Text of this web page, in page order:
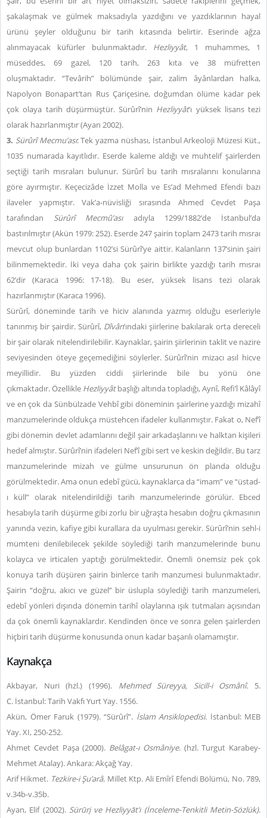
şakalaşmak ve gülmek maksadıyla yazdığını ve yazdıklarının hayal
ürünü şeyler olduğunu bir tarih kıtasında belirtir. Eserinde ağza
alınmayacak küfürler bulunmaktadır. Hezliyyât, 1 muhammes, 1
müseddes, 69 gazel, 120 tarih, 263 kıta ve 38 müfretten
oluşmaktadır. “Tevârih” bölümünde şair, zalim âyânlardan halka,
Napolyon Bonapart’tan Rus Çariçesine, doğumdan ölüme kadar pek
çok olaya tarih düşürmüştür. Sürûrî’nin Hezliyyât’ı yüksek lisans tezi
olarak hazırlanmıştır (Ayan 2002).
3. Sürûrî Mecmu’ası: Tek yazma nüshası, İstanbul Arkeoloji Müzesi Küt.,
1035 numarada kayıtlıdır. Eserde kaleme aldığı ve muhtelif şairlerden
seçtiği tarih mısraları bulunur. Sürûrî bu tarih mısralarını konularına
göre ayırmıştır. Keçecizâde İzzet Molla ve Es’ad Mehmed Efendi bazı
ilaveler yapmıştır. Vak’a-nüvisliği sırasında Ahmed Cevdet Paşa
tarafından Sürûrî Mecmû’asıadıyla 1299/1882’de İstanbul’da
bastırılmıştır (Akün 1979: 252). Eserde 247 şairin toplam 2473 tarih mısraı
mevcut olup bunlardan 1102’si Sürûrî’ye aittir. Kalanların 137’sinin şairi
bilinmemektedir. İki veya daha çok şairin birlikte yazdığı tarih mısraı
62’dir (Karaca 1996: 17-18). Bu eser, yüksek lisans tezi olarak
hazırlanmıştır (Karaca 1996).
Sürûrî, döneminde tarih ve hiciv alanında yazmış olduğu eserleriyle
tanınmış bir şairdir. Sürûrî, Dîvân’ındaki şiirlerine bakılarak orta dereceli
bir şair olarak nitelendirilebilir. Kaynaklar, şairin şiirlerinin taklit ve nazire
seviyesinden öteye geçemediğini söylerler. Sürûrî’nin mizacı asıl hicve
meyillidir. Bu yüzden ciddi şiirlerinde bile bu yönü öne
çıkmaktadır. Özellikle Hezliyyâtbaşlığı altında topladığı, Aynî, Refi’î Kâlâyî
ve en çok da Sünbülzade Vehbî gibi döneminin şairlerine yazdığı mizahî
manzumelerinde oldukça müstehcen ifadeler kullanmıştır. Fakat o, Nef’î
gibi dönemin devlet adamlarını değil şair arkadaşlarını ve halktan kişileri
hedef almıştır. Sürûrî’nin ifadeleri Nef’î gibi sert ve keskin değildir. Bu tarz
manzumelerinde mizah ve gülme unsurunun ön planda olduğu
görülmektedir. Ama onun edebî gücü, kaynaklarca da “imam” ve “üstad-
ı küll” olarak nitelendirildiği tarih manzumelerinde görülür. Ebced
hesabıyla tarih düşürme gibi zorlu bir uğraşta hesabın doğru çıkmasının
yanında vezin, kafiye gibi kurallara da uyulması gerekir. Sürûrî’nin sehl-i
mümteni denilebilecek şekilde söylediği tarih manzumelerinde bunu
kolayca ve irticalen yaptığı görülmektedir. Önemli önemsiz pek çok
konuya tarih düşüren şairin binlerce tarih manzumesi bulunmaktadır.
Şairin “doğru, akıcı ve güzel” bir üslupla söylediği tarih manzumeleri,
edebî yönleri dışında dönemin tarihî olaylarına ışık tutmaları açısından
da çok önemli kaynaklardır. Kendinden önce ve sonra gelen şairlerden
hiçbiri tarih düşürme konusunda onun kadar başarılı olamamıştır.
Kaynakça
Akbayar, Nuri (hzl.) (1996). Mehmed Süreyya, Sicill-i Osmânî. 5.
C. İstanbul: Tarih Vakfı Yurt Yay. 1556.
Akün, Ömer Faruk (1979). “Sürûrî”. İslam Ansiklopedisi. İstanbul: MEB
Yay. XI, 250-252.
Ahmet Cevdet Paşa (2000). Belâgat-ı Osmâniye. (hzl. Turgut Karabey-
Mehmet Atalay). Ankara: Akçağ Yay.
Arif Hikmet. Tezkire-i Şu’arâ. Millet Ktp. Ali Emîrî Efendi Bölümü, No. 789,
v.34b-v.35b.
Ayan, Elif (2002). Sürūrį ve Hezliyyāt’ı (İnceleme-Tenkitli Metin-Sözlük).